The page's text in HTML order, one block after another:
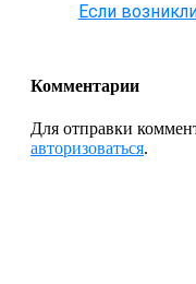
Если
Комментарии
Для отправки
авторизоваться.